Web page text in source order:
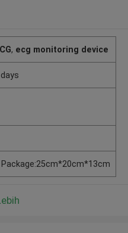
, ecg monitoring device